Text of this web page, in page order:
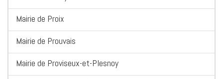
Mairie de Proix
Mairie de Prouvais
Mairie de Proviseux-et-Plesnoy